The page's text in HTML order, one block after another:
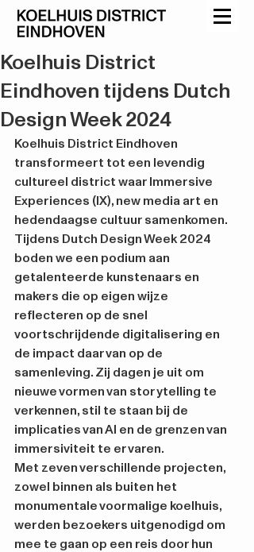
Koelhuis District
Eindhoven tijdens Dutch
Design Week 2024
Koelhuis District Eindhoven
transformeert tot een levendig
cultureel district waar Immersive
Experiences (IX), new media art en
hedendaagse cultuur samenkomen.
Tijdens Dutch Design Week 2024
boden we een podium aan
getalenteerde kunstenaars en
makers die op eigen wijze
reflecteren op de snel
voortschrijdende digitalisering en
de impact daarvan op de
samenleving. Zij dagen je uit om
nieuwe vormen van storytelling te
verkennen, stil te staan bij de
implicaties van AI en de grenzen van
immersiviteit te ervaren.
Met zeven verschillende projecten,
zowel binnen als buiten het
monumentale voormalige koelhuis,
werden bezoekers uitgenodigd om
mee te gaan op een reis door hun